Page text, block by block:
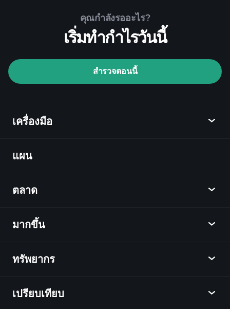
พอร์ตการลงทุนของมหาเศรษฐี
Playtrade Tournaments
พอร์ตการลงทุนของมหาเศรษฐี
คุณกำลังรออะไร?
เริ่มทำกำไรวันนี้
สำรวจตอนนี้
เครื่องมือ
ค้นพบ
ศูนย์กลางการเรียนรู้
เดสก์ท็อป
แผน
ตลาด
ภาพรวม
ดัชนี
มากขึ้น
เป็นพันธมิตร
ทรัพยากร
ศูนย์ช่วยเหลือ
เปรียบเทียบ